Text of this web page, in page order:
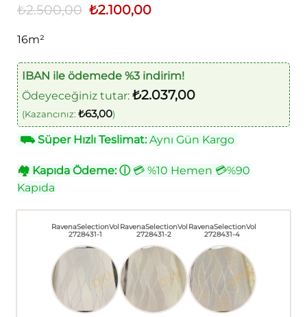
₺2.500,00 Orijinal
fiyat:
₺2.100,00Şu
16m²
IBAN ile ödemede %3 indirim!
Ödeyeceğiniz tutar: ₺2.037,00
(Kazancınız: ₺63,00)
⛟Süper Hızlı Teslimat:Aynı Gün Kargo
🏘 Kapıda Ödeme: ⓘ💳 %10 Hemen 💳%90
Kapıda
RavenaSelectionVol
2728431-1
RavenaSelectionVol
2728431-2
RavenaSelectionVol
2728431-4